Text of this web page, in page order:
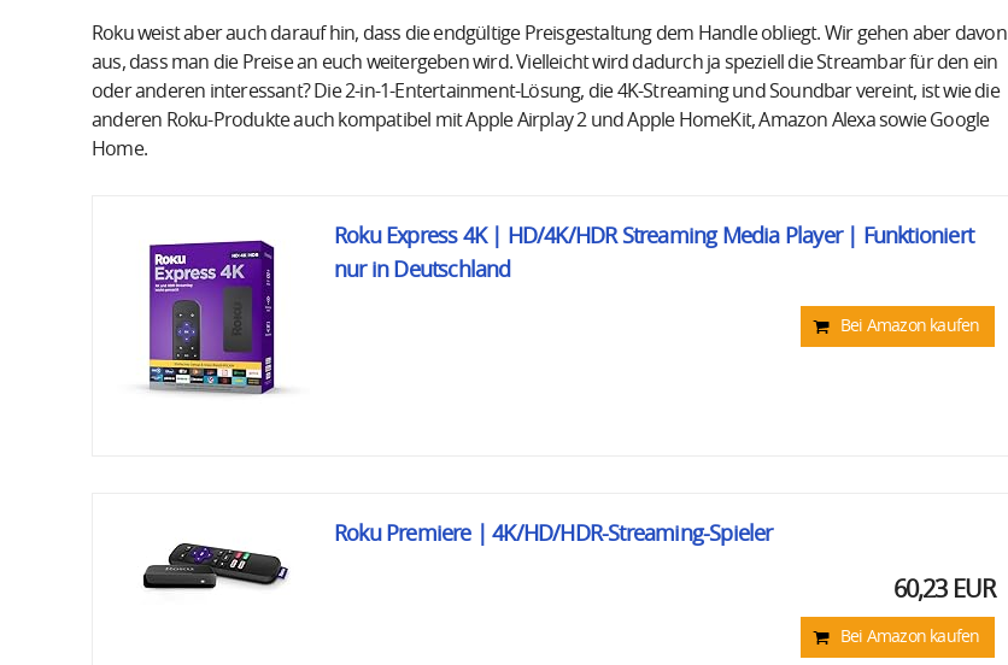
Roku weist aber auch darauf hin, dass die endgültige Preisgestaltung dem Handle obliegt. Wir gehen aber davon
aus, dass man die Preise an euch weitergeben wird. Vielleicht wird dadurch ja speziell die Streambar für den ein
oder anderen interessant? Die 2-in-1-Entertainment-Lösung, die 4K-Streaming und Soundbar vereint, ist wie die
anderen Roku-Produkte auch kompatibel mit Apple Airplay 2 und Apple HomeKit, Amazon Alexa sowie Google
Home.
Roku Express 4K | HD/4K/HDR Streaming Media Player | Funktioniert
nur in Deutschland
Bei Amazon kaufen
Roku Premiere | 4K/HD/HDR-Streaming-Spieler
60,23 EUR
Bei Amazon kaufen